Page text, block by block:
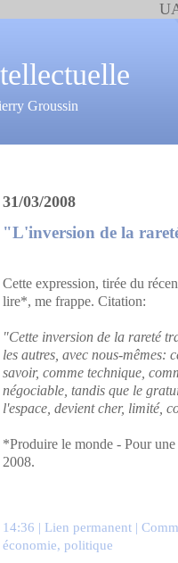
Groussin
31/03/2008
"L'inversion de la
Cette expression, tirée du
lire*, me frappe. Citation:
"Cette inversion de la rareté
les autres, avec nous-mêmes:
savoir, comme technique,
négociable, tandis que le
l'espace, devient cher, limité,
*Produire le monde - Pour
2008.
14:36 | Lien permanent |
économie, politique